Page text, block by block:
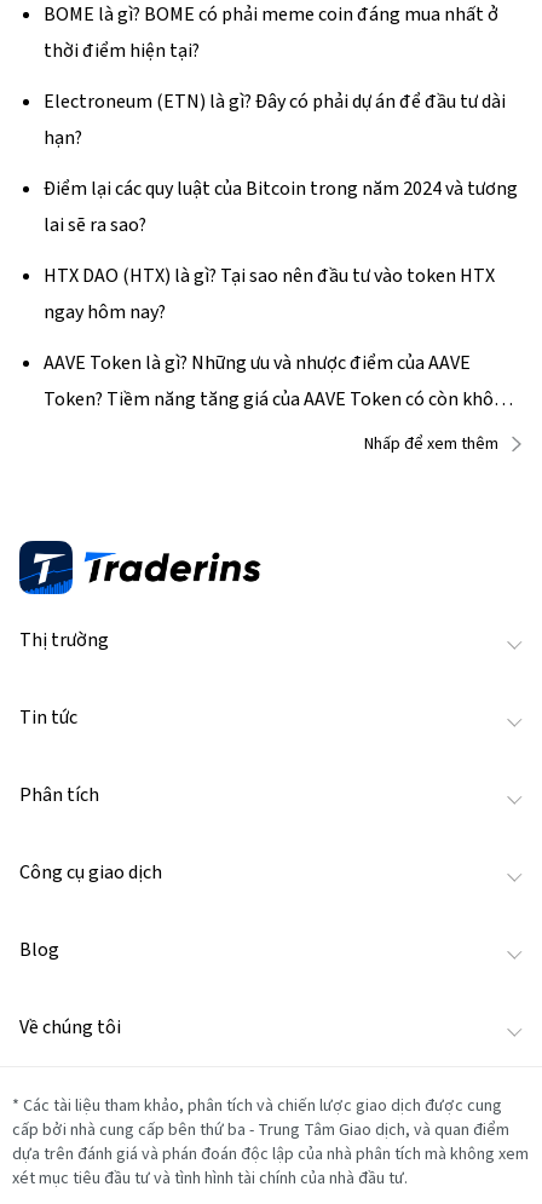
BOME là gì? BOME có phải meme coin đáng mua nhất ở
thời điểm hiện tại?
Electroneum (ETN) là gì? Đây có phải dự án để đầu tư dài
hạn?
Điểm lại các quy luật của Bitcoin trong năm 2024 và tương
lai sẽ ra sao?
HTX DAO (HTX) là gì? Tại sao nên đầu tư vào token HTX
ngay hôm nay?
AAVE Token là gì? Những ưu và nhược điểm của AAVE
Token? Tiềm năng tăng giá của AAVE Token có còn không
Nhấp để xem thêm
Thị trường
Tin tức
Phân tích
Công cụ giao dịch
Blog
Về chúng tôi
* Các tài liệu tham khảo, phân tích và chiến lược giao dịch được cung
cấp bởi nhà cung cấp bên thứ ba - Trung Tâm Giao dịch, và quan điểm
dựa trên đánh giá và phán đoán độc lập của nhà phân tích mà không xem
xét mục tiêu đầu tư và tình hình tài chính của nhà đầu tư.